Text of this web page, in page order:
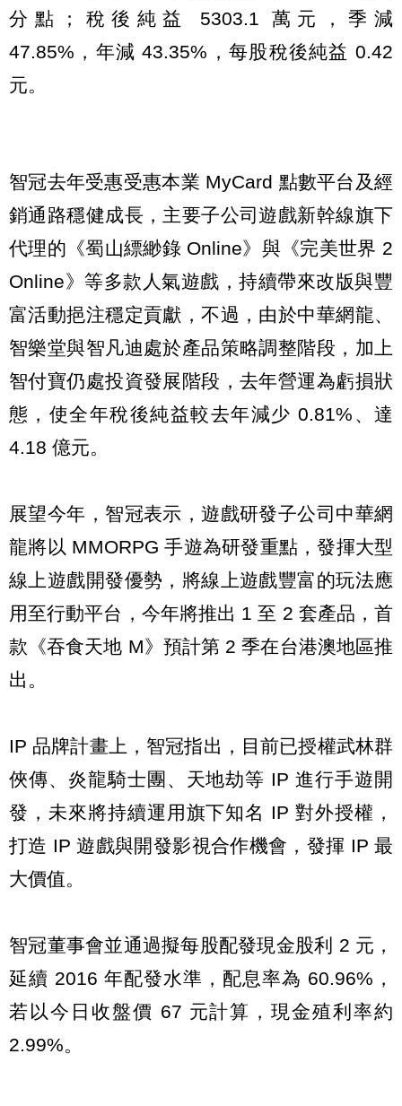
分點；稅後純益 5303.1 萬元，季減
47.85%，年減 43.35%，每股稅後純益 0.42
元。
智冠去年受惠受惠本業 MyCard 點數平台及經
銷通路穩健成長，主要子公司遊戲新幹線旗下
代理的《蜀山縹緲錄 Online》與《完美世界 2
Online》等多款人氣遊戲，持續帶來改版與豐
富活動挹注穩定貢獻，不過，由於中華網龍、
智樂堂與智凡迪處於產品策略調整階段，加上
智付寶仍處投資發展階段，去年營運為虧損狀
態，使全年稅後純益較去年減少 0.81%、達
4.18 億元。
展望今年，智冠表示，遊戲研發子公司中華網
龍將以 MMORPG 手遊為研發重點，發揮大型
線上遊戲開發優勢，將線上遊戲豐富的玩法應
用至行動平台，今年將推出 1 至 2 套產品，首
款《吞食天地 M》預計第 2 季在台港澳地區推
出。
IP 品牌計畫上，智冠指出，目前已授權武林群
俠傳、炎龍騎士團、天地劫等 IP 進行手遊開
發，未來將持續運用旗下知名 IP 對外授權，
打造 IP 遊戲與開發影視合作機會，發揮 IP 最
大價值。
智冠董事會並通過擬每股配發現金股利 2 元，
延續 2016 年配發水準，配息率為 60.96%，
若以今日收盤價 67 元計算，現金殖利率約
2.99%。